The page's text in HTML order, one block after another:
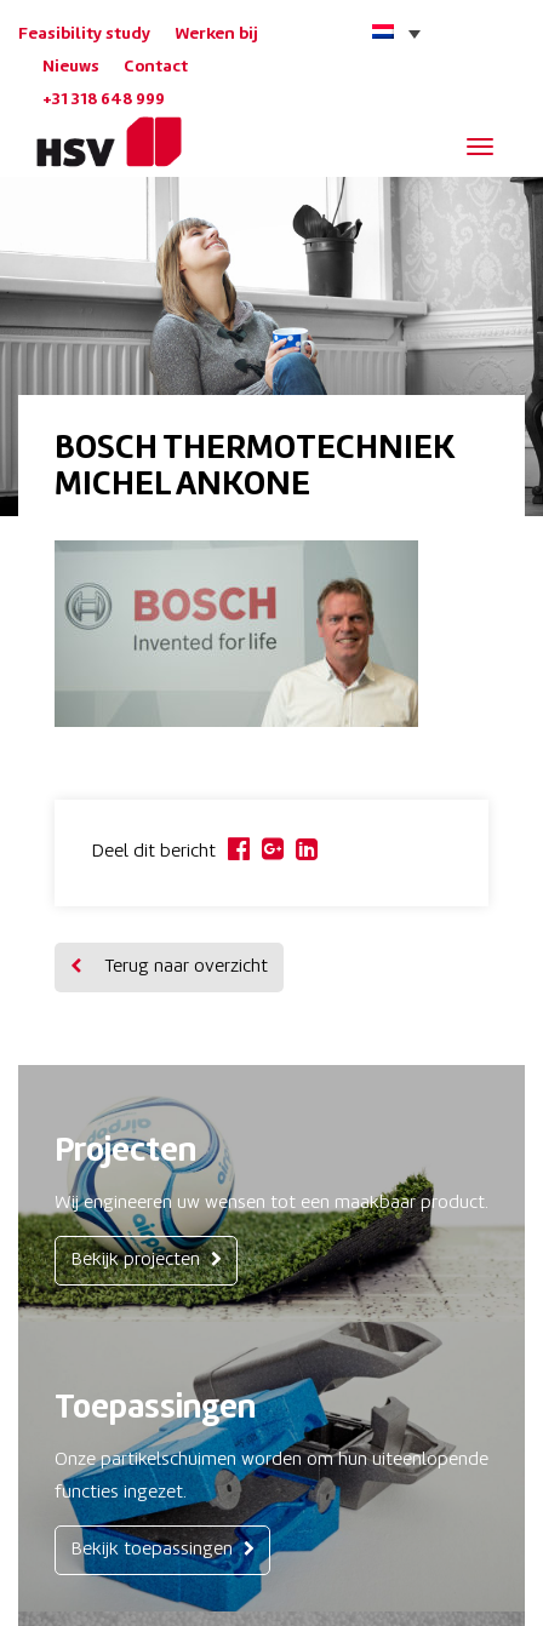
Feasibility study Werken bij
Nieuws Contact
+31 318 648 999
BOSCH THERMOTECHNIEK
MICHEL ANKONE
Deel dit bericht
Terug naar overzicht
Projecten
Wij engineeren uw wensen tot een maakbaar product.
Bekijk projecten
Toepassingen
Onze partikelschuimen worden om hun uiteenlopende
functies ingezet.
Bekijk toepassingen